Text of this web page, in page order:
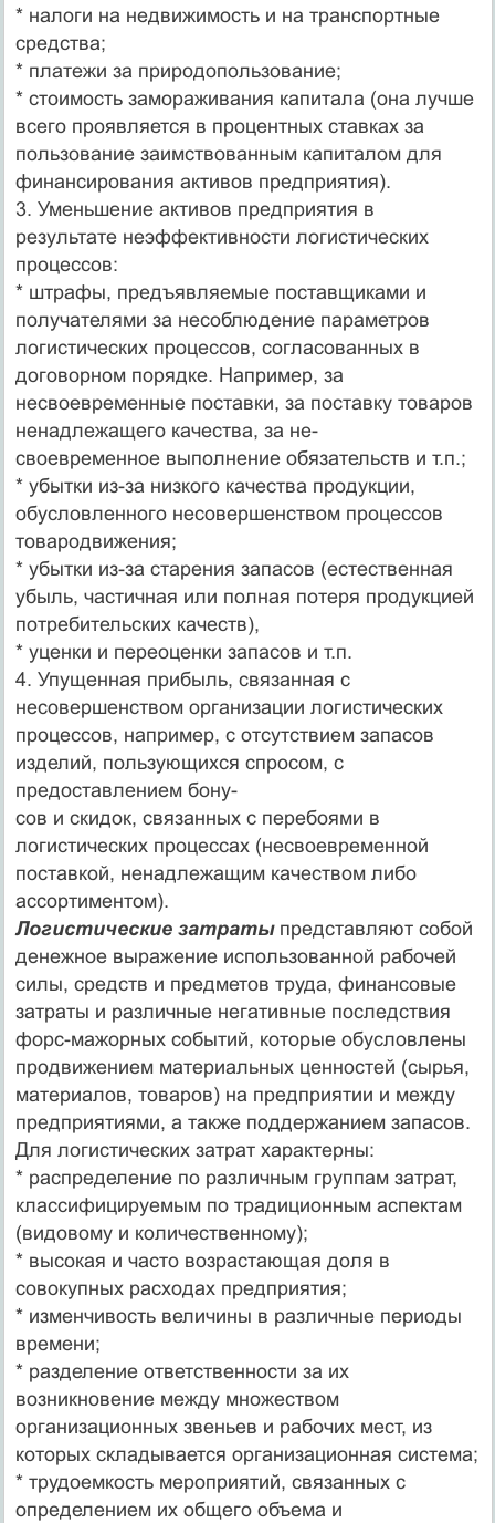
* налоги на недвижимость и на транспортные
средства;
* платежи за природопользование;
* стоимость замораживания капитала (она лучше
всего проявляется в процентных ставках за
пользование заимствованным капиталом для
финансирования активов предприятия).
3. Уменьшение активов предприятия в
результате неэффективности логистических
процессов:
* штрафы, предъявляемые поставщиками и
получателями за несоблюдение параметров
логистических процессов, согласованных в
договорном порядке. Например, за
несвоевременные поставки, за поставку товаров
ненадлежащего качества, за не-
своевременное выполнение обязательств и т.п.;
* убытки из-за низкого качества продукции,
обусловленного несовершенством процессов
товародвижения;
* убытки из-за старения запасов (естественная
убыль, частичная или полная потеря продукцией
потребительских качеств),
* уценки и переоценки запасов и т.п.
4. Упущенная прибыль, связанная с
несовершенством организации логистических
процессов, например, с отсутствием запасов
изделий, пользующихся спросом, с
предоставлением бону-
сов и скидок, связанных с перебоями в
логистических процессах (несвоевременной
поставкой, ненадлежащим качеством либо
ассортиментом).
Логистические затратыпредставляют собой
денежное выражение использованной рабочей
силы, средств и предметов труда, финансовые
затраты и различные негативные последствия
форс-мажорных событий, которые обусловлены
продвижением материальных ценностей (сырья,
материалов, товаров) на предприятии и между
предприятиями, а также поддержанием запасов.
Для логистических затрат характерны:
* распределение по различным группам затрат,
классифицируемым по традиционным аспектам
(видовому и количественному);
* высокая и часто возрастающая доля в
совокупных расходах предприятия;
* изменчивость величины в различные периоды
времени;
* разделение ответственности за их
возникновение между множеством
организационных звеньев и рабочих мест, из
которых складывается организационная система;
* трудоемкость мероприятий, связанных с
определением их общего объема и